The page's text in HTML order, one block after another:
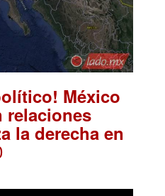
México
relaciones
la derecha en